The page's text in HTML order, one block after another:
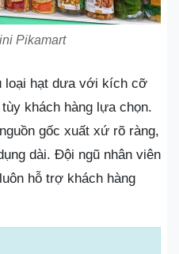
Pikamart
loại hạt dưa với kích cỡ
khách hàng lựa chọn.
gốc xuất xứ rõ ràng,
dài. Đội ngũ nhân viên
hỗ trợ khách hàng